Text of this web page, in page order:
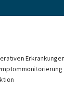
Erkrankungen